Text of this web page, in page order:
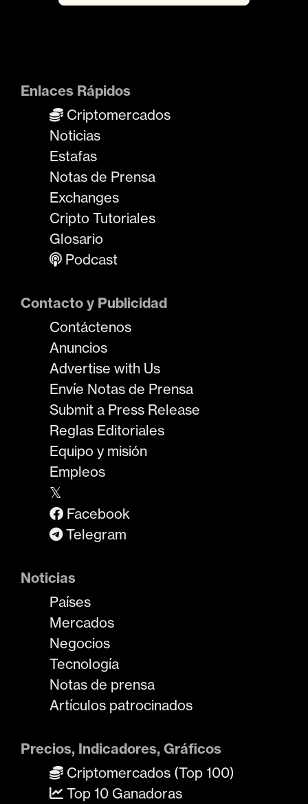
Enlaces Rápidos
Criptomercados
Noticias
Estafas
Notas de Prensa
Exchanges
Cripto Tutoriales
Glosario
Podcast
Contacto y Publicidad
Contáctenos
Anuncios
Advertise with Us
Envíe Notas de Prensa
Submit a Press Release
Reglas Editoriales
Equipo y misión
Empleos
𝕏
Facebook
Telegram
Noticias
Países
Mercados
Negocios
Tecnología
Notas de prensa
Artículos patrocinados
Precios, Indicadores, Gráficos
Criptomercados (Top 100)
Top 10 Ganadoras